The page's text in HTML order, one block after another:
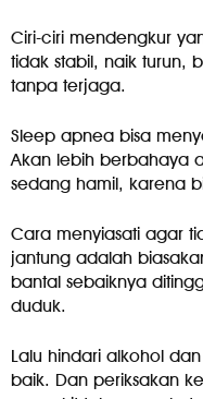
Ciri-ciri mendengkur
tidak stabil, naik turun,
tanpa terjaga.
Sleep apnea bisa
Akan lebih berbahaya
sedang hamil, karena
Cara menyiasati agar
jantung adalah
bantal sebaiknya
duduk.
Lalu hindari alkohol
baik. Dan periksakan